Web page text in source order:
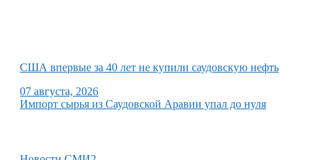
США впервые за 40 лет не купили саудовскую нефть
07 августа, 2026
Импорт сырья из Саудовской Аравии упал до нуля